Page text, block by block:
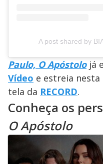
A post shared by
Paulo, O Apóstolojá
Vídeo e estreia nesta
tela da RECORD.
Conheça os
O Apóstolo